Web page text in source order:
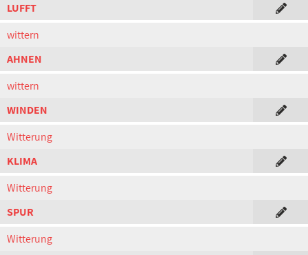
LUFFT
wittern
AHNEN
wittern
WINDEN
Witterung
KLIMA
Witterung
SPUR
Witterung